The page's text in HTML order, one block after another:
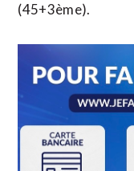
(45+3ème).